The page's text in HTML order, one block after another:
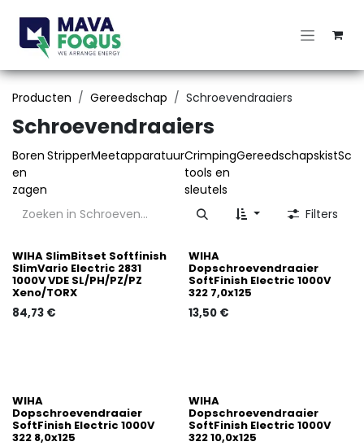
Producten Gereedschap Schroevendraaiers
Schroevendraaiers
Boren
en
zagen
StripperMeetapparatuurCrimping
tools en
sleutels
Gereedschapskist
Filters
WIHA SlimBitset Softfinish
SlimVario Electric 2831
1000V VDE SL/PH/PZ/PZ
Xeno/TORX
84,73 €
WIHA
Dopschroevendraaier
SoftFinish Electric 1000V
322 7,0x125
13,50€
WIHA
Dopschroevendraaier
SoftFinish Electric 1000V
322 8,0x125
WIHA
Dopschroevendraaier
SoftFinish Electric 1000V
322 10,0x125